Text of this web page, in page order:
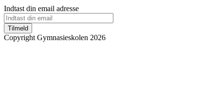
Indtast din email adresse
Tilmeld
Copyright Gymnasieskolen 2026